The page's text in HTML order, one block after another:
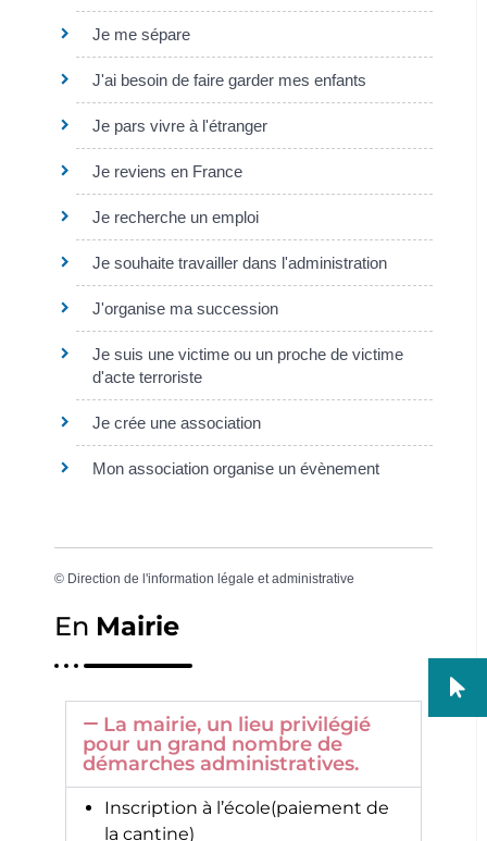
Je me sépare
J'ai besoin de faire garder mes enfants
Je pars vivre à l'étranger
Je reviens en France
Je recherche un emploi
Je souhaite travailler dans l'administration
J'organise ma succession
Je suis une victime ou un proche de victime
d'acte terroriste
Je crée une association
Mon association organise un évènement
© Direction de l'information légale et administrative
En Mairie
La mairie, un lieu privilégié
pour un grand nombre de
démarches administratives.
Inscription à l’école(paiement de
la cantine)